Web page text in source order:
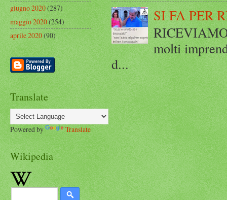
SI FA PER
molti
d...
giugno 2020(287)
maggio 2020(254)
aprile 2020(90)
Translate
Powered by Translate
Wikipedia